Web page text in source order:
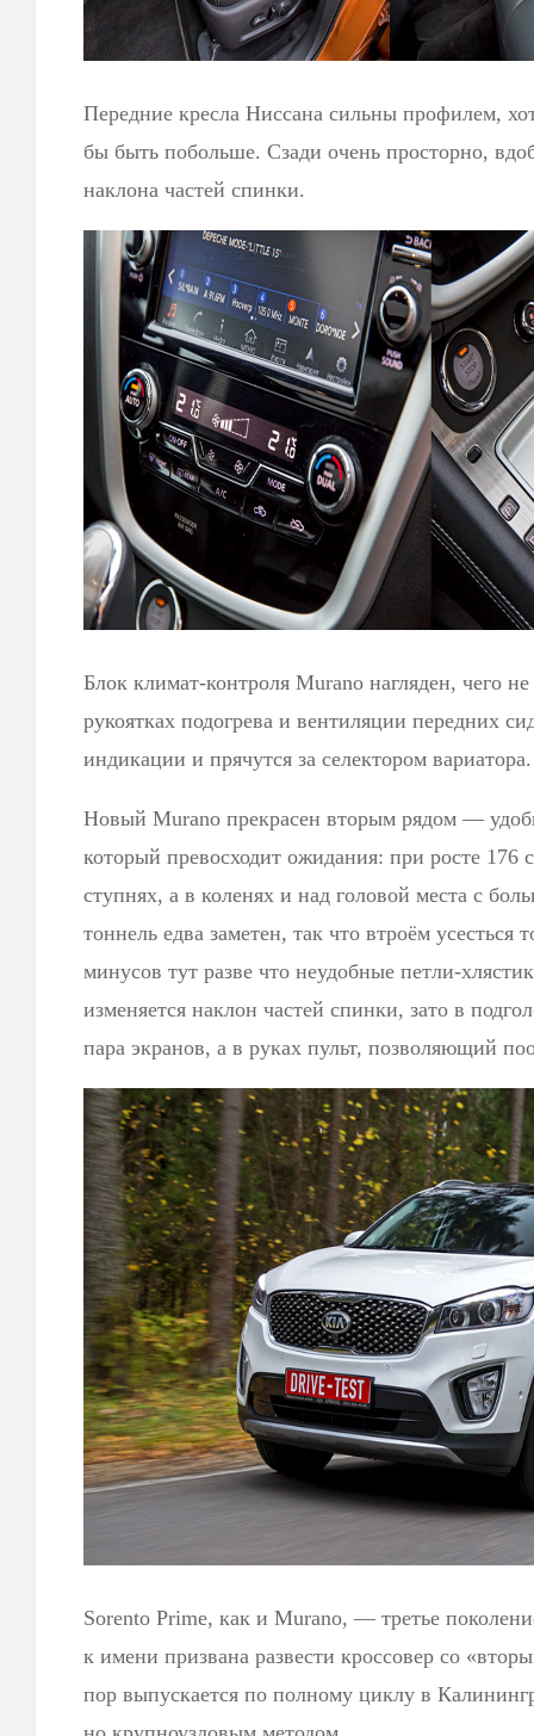
Передние кресла Ниссана сильны профилем,
бы быть побольше. Сзади очень просторно,
наклона частей спинки.
Блок климат-контроля Murano нагляден, чего
рукоятках подогрева и вентиляции передних
индикации и прячутся за селектором вариатора.
Новый Murano прекрасен вторым рядом —
который превосходит ожидания: при росте 176
ступнях, а в коленях и над головой места с
тоннель едва заметен, так что втроём усесться
минусов тут разве что неудобные петли-
изменяется наклон частей спинки, зато в
пара экранов, а в руках пульт, позволяющий
Sorento Prime, как и Murano, — третье
к имени призвана развести кроссовер со
пор выпускается по полному циклу в